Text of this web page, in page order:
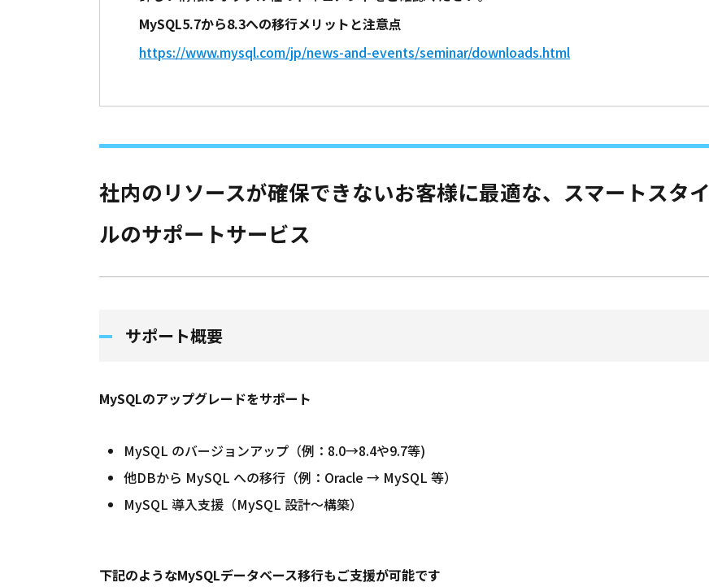
MySQL5.7から8.3への移行メリットと注意点
https://www.mysql.com/jp/news-and-events/seminar/downloads.html
社内のリソースが確保できないお客様に最適な、スマートスタイ
ルのサポートサービス
サポート概要
MySQLのアップグレードをサポート
MySQL のバージョンアップ（例：8.0→8.4や9.7等)
他DBから MySQL への移行（例：Oracle → MySQL 等）
MySQL 導入支援（MySQL 設計～構築）
下記のようなMySQLデータベース移行もご支援が可能です